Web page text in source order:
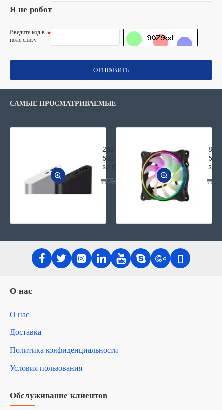
Я не робот
Введите код в
поле снизу
ОТПРАВИТЬ
САМЫЕ ПРОСМАТРИВАЕМЫЕ
262
500
soʻm
87
500
О нас
О нас
Доставка
Политика конфиденциальности
Условия пользования
Обслуживание клиентов